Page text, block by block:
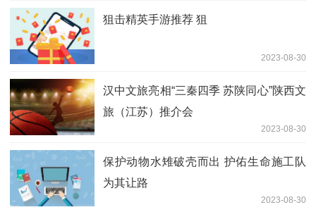
狙击精英手游推荐 狙
2023-08-30
汉中文旅亮相“三秦四季 苏陕同心”陕西文
旅（江苏）推介会
2023-08-30
保护动物水雉破壳而出 护佑生命施工队
为其让路
2023-08-30